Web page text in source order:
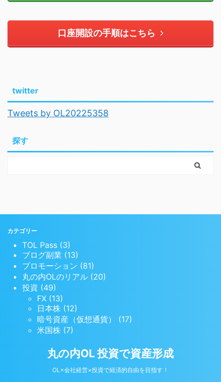
口座開設の手順はこちら
twitter
Tweets by OL20225358
探す
カテゴリー
TOL Pass (3)
ブログ副業 (13)
プロモーション (81)
丸の内OLのリアル (20)
投資 (49)
FX (13)
日本株 (12)
暗号資産（仮想通貨） (17)
米国株 (7)
丸の内OL 投資で資産形成
OL×会社経営×投資で経済的自由を目指す！